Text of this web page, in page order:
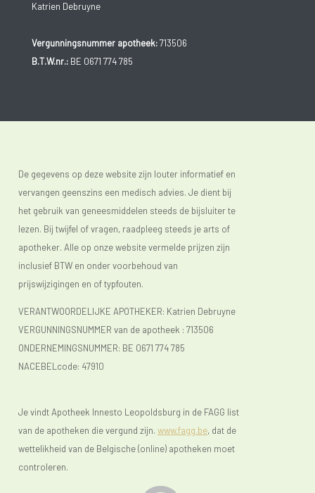
Katrien Debruyne
Vergunningsnummer apotheek:713506
B.T.W.nr.:BE 0671 774 785
De gegevens op deze website zijn louter informatief en
vervangen geenszins een medisch advies. Je dient bij
het gebruik van geneesmiddelen steeds de bijsluiter te
lezen. Bij twijfel of vragen, raadpleeg steeds je arts of
apotheker. Alle op onze website vermelde prijzen zijn
inclusief BTW en onder voorbehoud van
prijswijzigingen en of typfouten.
VERANTWOORDELIJKE APOTHEKER: Katrien Debruyne
VERGUNNINGSNUMMER van de apotheek : 713506
ONDERNEMINGSNUMMER: BE 0671 774 785
NACEBELcode: 47910
Je vindt Apotheek Innesto Leopoldsburg in de FAGG list
van de apotheken die vergund zijn. www.fagg.be, dat de
wettelikheid van de Belgische (online) apotheken moet
controleren.